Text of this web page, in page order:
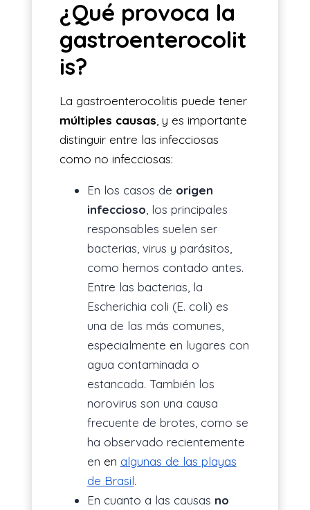
¿Qué provoca la
gastroenterocolit
is?
La gastroenterocolitis puede tener
múltiples causas, y es importante
distinguir entre las infecciosas
como no infecciosas:
En los casos de origen
infeccioso, los principales
responsables suelen ser
bacterias, virus y parásitos,
como hemos contado antes.
Entre las bacterias, la
Escherichia coli (E. coli) es
una de las más comunes,
especialmente en lugares con
agua contaminada o
estancada. También los
norovirus son una causa
frecuente de brotes, como se
ha observado recientemente
en en algunas de las playas
de Brasil.
En cuanto a las causas no